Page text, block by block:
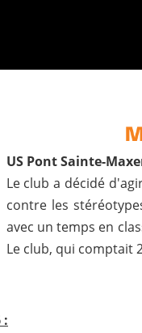
US Pont Sainte-
Le club a décidé
contre les
avec un temps en
Le club, qui comptait
: